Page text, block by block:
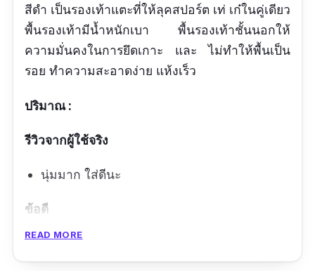
สีดำ เป็นรองเท้าแตะที่ให้ลุคสปอร์ต เท่ เก๋ในคู่เดียว
พื้นรองเท้ามีน้ำหนักเบา พื้นรองเท้าชั้นนอกให้
ความมั่นคงในการยึดเกาะ และ ไม่ทำให้พื้นเป็น
รอย ทำความสะอาดง่าย แห้งเร็ว
ปริมาณ :
รีวิวจากผู้ใช้จริง
นุ่มมาก ใส่ดีนะ
ข้อดี
ดีไซน์สวย
READ MORE